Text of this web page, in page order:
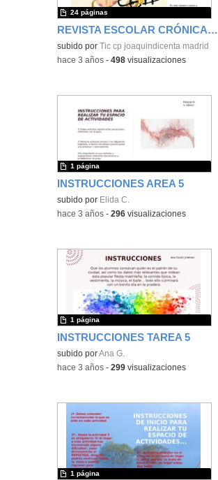
REVISTA ESCOLAR CRÓNICAS DEL DICENTA Nº3
Contenido educativo.
subido porTic cp joaquindicenta madrid
24 páginas
-hace 3 años -498 visualizaciones
INSTRUCCIONES AREA 5
Contenido educativo.
subido por Elida C.
1 página
-hace 3 años -296 visualizaciones
INSTRUCCIONES TAREA 5
Contenido educativo.
subido porAna G.
1 página
-hace 3 años -299 visualizaciones
1 página